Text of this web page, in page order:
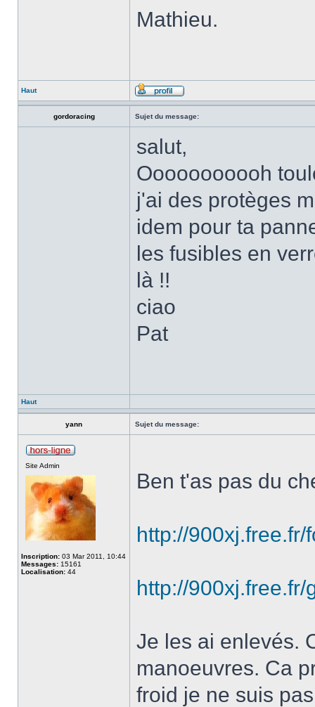
Mathieu.
Haut
gordoracing Sujet du message:
salut,
Ooooooooooh
j'ai des protèges
idem pour ta
les fusibles en
là !!
ciao
Pat
Haut
yann Sujet du message:
Site Admin
Inscription: 03 Mar 2011, 10:44
Messages: 15161
Localisation: 44
Ben t'as pas du
http://
http://
Je les ai enlevés.
manoeuvres. Ca
froid je ne suis